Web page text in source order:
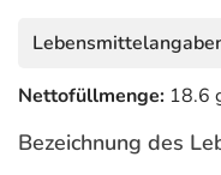
Nettofüllmenge: 18.6
Bezeichnung des